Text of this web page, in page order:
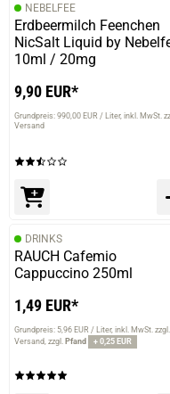
NEBELFEE
Erdbeermilch Feenchen
NicSalt Liquid by
10ml / 20mg
9,90 EUR*
Grundpreis: 990,00 EUR / Liter inkl. MwSt.
Versand
DRINKS
RAUCH Cafemio
Cappuccino 250ml
1,49 EUR*
Grundpreis: 5,96 EUR / Liter inkl. MwSt. zzgl.
Versand zzgl. Pfand + 0,25 EUR